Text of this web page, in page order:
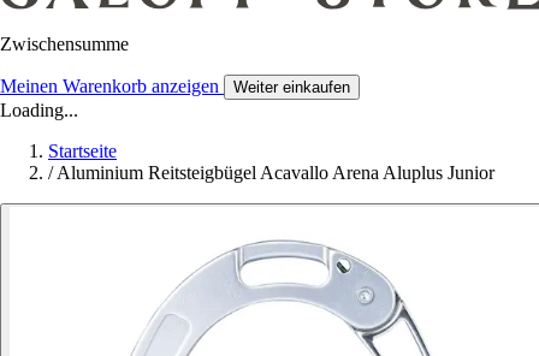
Zwischensumme
Meinen Warenkorb anzeigen Weiter einkaufen
Loading...
Startseite
/Aluminium Reitsteigbügel Acavallo Arena Aluplus Junior